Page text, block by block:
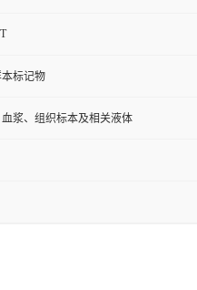
本标记物
浆、组织标本及相关液体